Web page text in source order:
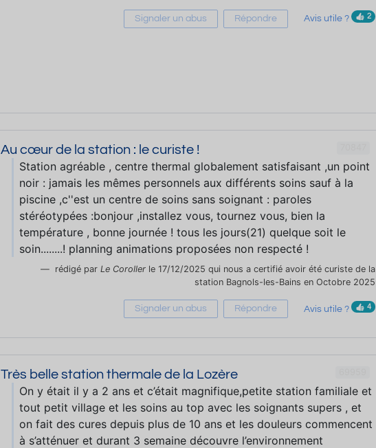
Signaler un abus Répondre Avis utile ? 2
Au cœur de la station : le curiste !
Station agréable , centre thermal globalement satisfaisant ,un point
noir : jamais les mêmes personnels aux différents soins sauf à la
piscine ,c''est un centre de soins sans soignant : paroles
stéréotypées :bonjour ,installez vous, tournez vous, bien la
température , bonne journée ! tous les jours(21) quelque soit le
soin........! planning animations proposées non respecté !
rédigé par Le Coroller le 17/12/2025 qui nous a certifié avoir été curiste de la
station Bagnols-les-Bains en Octobre 2025
Signaler un abus Répondre Avis utile ? 4
Très belle station thermale de la Lozère
On y était il y a 2 ans et c’était magnifique,petite station familiale et
tout petit village et les soins au top avec les soignants supers , et
on fait des cures depuis plus de 10 ans et les douleurs commencent
à s’atténuer et durant 3 semaine découvre l’environnement